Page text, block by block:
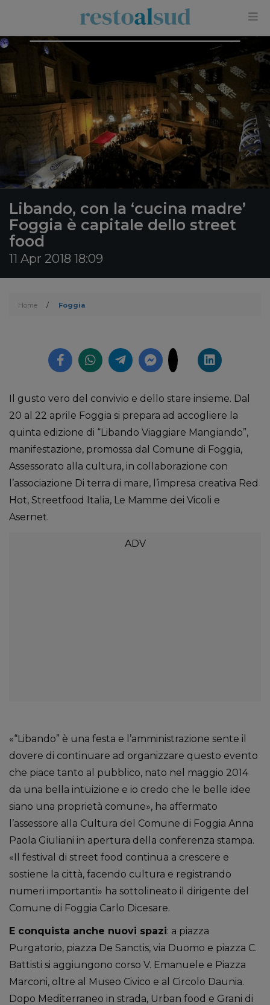
Libando, con la ‘cucina madre’
Foggia è capitale dello street
food
11 Apr 2018 18:09
Home / Foggia
Il gusto vero del convivio e dello stare insieme. Dal
20 al 22 aprile Foggia si prepara ad accogliere la
quinta edizione di “Libando Viaggiare Mangiando”,
manifestazione, promossa dal Comune di Foggia,
Assessorato alla cultura, in collaborazione con
l’associazione Di terra di mare, l’impresa creativa Red
Hot, Streetfood Italia, Le Mamme dei Vicoli e
Asernet.
«“Libando” è una festa e l’amministrazione sente il
dovere di continuare ad organizzare questo evento
che piace tanto al pubblico, nato nel maggio 2014
da una bella intuizione e io credo che le belle idee
siano una proprietà comune», ha affermato
l’assessore alla Cultura del Comune di Foggia Anna
Paola Giuliani in apertura della conferenza stampa.
«Il festival di street food continua a crescere e
sostiene la città, facendo cultura e registrando
numeri importanti» ha sottolineato il dirigente del
Comune di Foggia Carlo Dicesare.
E conquista anche nuovi spazi: a piazza
Purgatorio, piazza De Sanctis, via Duomo e piazza C.
Battisti si aggiungono corso V. Emanuele e Piazza
Marconi, oltre al Museo Civico e al Circolo Daunia.
Dopo Mediterraneo in strada, Urban food e Grani di
×